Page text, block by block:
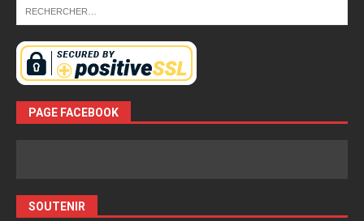
PAGE FACEBOOK
SOUTENIR